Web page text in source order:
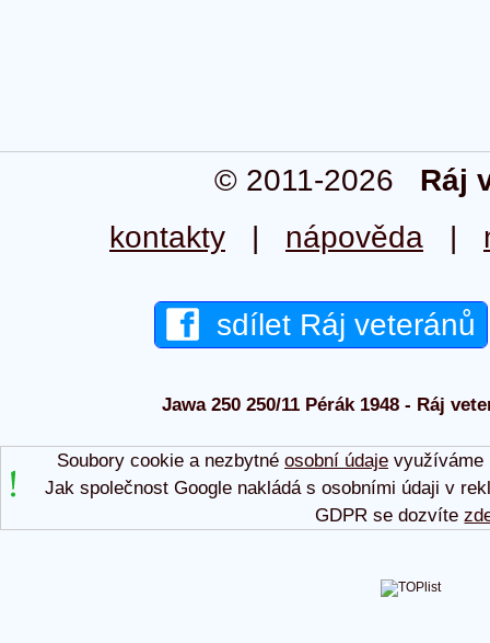
© 2011-2026 Ráj
kontakty | nápověda |
sdílet Ráj veteránů
Jawa 250 250/11 Pérák 1948 - Ráj
Soubory cookie a nezbytné osobní údajevyužíváme
Jak společnost Google nakládá s osobními údaji v
GDPR se dozvíte